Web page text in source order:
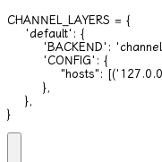
CHANNEL_LAYERS = {
    'default': {
'BACKEND':
        'CONFIG': {
"hosts":
        },
    },
}